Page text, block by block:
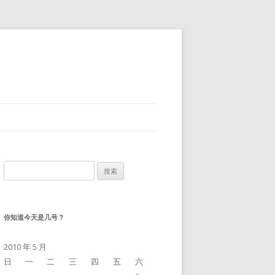
索：
你知道今天是几号？
2010 年 5 月
日
一 二 三 四 五
六